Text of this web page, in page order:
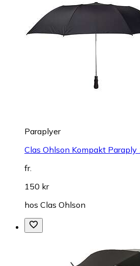
Paraplyer
Clas Ohlson Kompakt Paraply
fr.
150 kr
hos Clas Ohlson